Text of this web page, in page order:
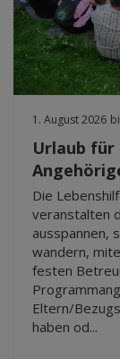
1. August 2026
Urlaub für
Die
veranstalten
ausspannen,
wandern,
festen
Eltern/
haben od...